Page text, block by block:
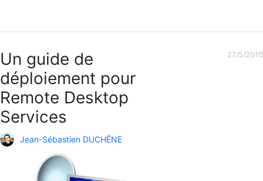
Un guide de
déploiement pour
Remote Desktop
Services
Jean-Sébastien DUCHÊNE
27/5/2010